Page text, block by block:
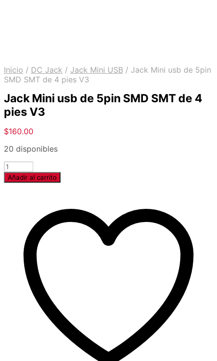
Inicio / DC Jack / Jack Mini USB / Jack Mini usb de 5pin
SMD SMT de 4 pies V3
Jack Mini usb de 5pin SMD SMT de 4
pies V3
$160.00
20 disponibles
Cantidad
Añadir al carrito